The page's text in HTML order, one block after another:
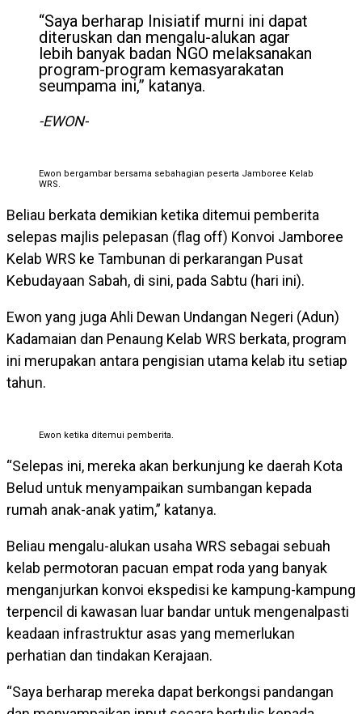
“Saya berharap Inisiatif murni ini dapat
diteruskan dan mengalu-alukan agar
lebih banyak badan NGO melaksanakan
program-program kemasyarakatan
seumpama ini,” katanya.
-EWON-
Ewon bergambar bersama sebahagian peserta Jamboree Kelab
WRS.
Beliau berkata demikian ketika ditemui pemberita
selepas majlis pelepasan (flag off) Konvoi Jamboree
Kelab WRS ke Tambunan di perkarangan Pusat
Kebudayaan Sabah, di sini, pada Sabtu (hari ini).
Ewon yang juga Ahli Dewan Undangan Negeri (Adun)
Kadamaian dan Penaung Kelab WRS berkata, program
ini merupakan antara pengisian utama kelab itu setiap
tahun.
Ewon ketika ditemui pemberita.
“Selepas ini, mereka akan berkunjung ke daerah Kota
Belud untuk menyampaikan sumbangan kepada
rumah anak-anak yatim,” katanya.
Beliau mengalu-alukan usaha WRS sebagai sebuah
kelab permotoran pacuan empat roda yang banyak
menganjurkan konvoi ekspedisi ke kampung-kampung
terpencil di kawasan luar bandar untuk mengenalpasti
keadaan infrastruktur asas yang memerlukan
perhatian dan tindakan Kerajaan.
“Saya berharap mereka dapat berkongsi pandangan